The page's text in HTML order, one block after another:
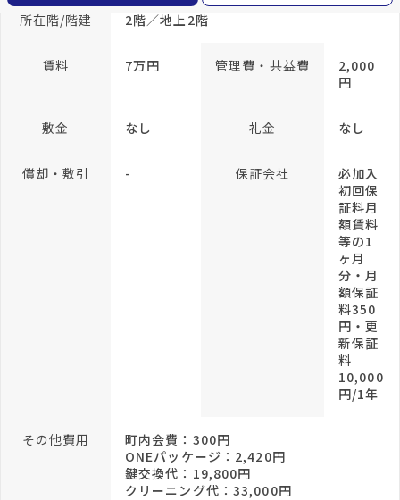
閲覧履歴 keyboard_arrow_right
所在階/階建 2階／地上2階
賃料 7万円 管理費・共益費
2,000
円
敷金 なし 礼金 なし
償却・敷引 - 保証会社
必加入
初回保
証料月
額賃料
等の1
ヶ月
分・月
額保証
料350
円・更
新保証
料
10,000
円/1年
その他費用
町内会費：300円
ONEパッケージ：2,420円
鍵交換代：19,800円
クリーニング代：33,000円